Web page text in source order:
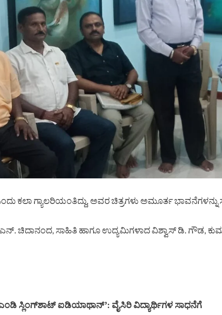
ಕಲಾ ಗ್ಯಾಲರಿಯಂತಿದ್ದು, ಅವರ ಚಿತ್ರಗಳು ಅಮೂರ್ತ ಭಾವನೆಗಳನ್ನು
ಚಿದಾನಂದ, ಸಾಹಿತಿ ಹಾಗೂ ಉದ್ಯಮಿಗಳಾದ ವಿಶ್ವಾಸ್ ಡಿ. ಗೌಡ,
ಸ್ಲಿಂಗ್‌ಶಾಟ್ ಐಡಿಯಾಥಾನ್’: ವೈಸಿರಿ ವಿದ್ಯಾರ್ಥಿಗಳ ಸಾಧನೆಗೆ